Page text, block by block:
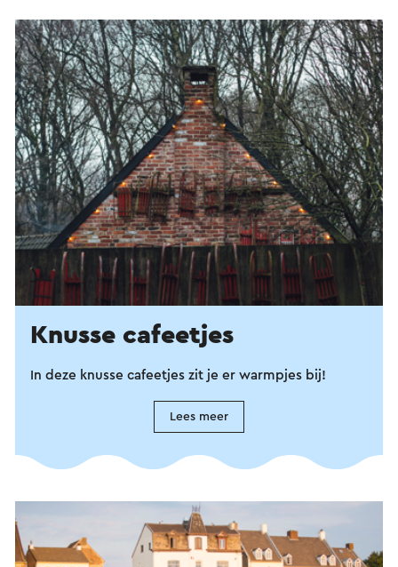
Knusse cafeetjes
In deze knusse cafeetjes zit je er warmpjes bij!
Lees meer